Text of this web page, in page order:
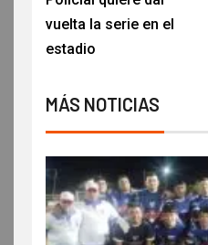
vuelta la serie en el
estadio
MÁS NOTICIAS